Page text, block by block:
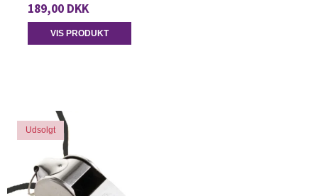
189,00 DKK
VIS PRODUKT
Udsolgt